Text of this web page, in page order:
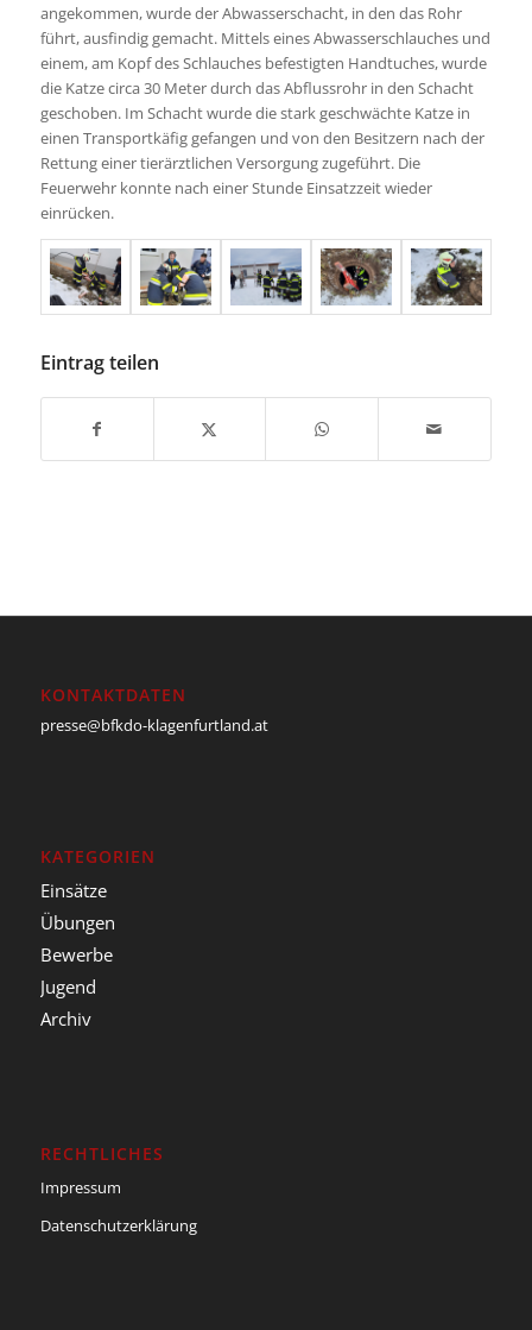
angekommen, wurde der Abwasserschacht, in den das Rohr
führt, ausfindig gemacht. Mittels eines Abwasserschlauches und
einem, am Kopf des Schlauches befestigten Handtuches, wurde
die Katze circa 30 Meter durch das Abflussrohr in den Schacht
geschoben. Im Schacht wurde die stark geschwächte Katze in
einen Transportkäfig gefangen und von den Besitzern nach der
Rettung einer tierärztlichen Versorgung zugeführt. Die
Feuerwehr konnte nach einer Stunde Einsatzzeit wieder
einrücken.
Eintrag teilen
KONTAKTDATEN
presse@bfkdo-klagenfurtland.at
KATEGORIEN
Einsätze
Übungen
Bewerbe
Jugend
Archiv
RECHTLICHES
Impressum
Datenschutzerklärung